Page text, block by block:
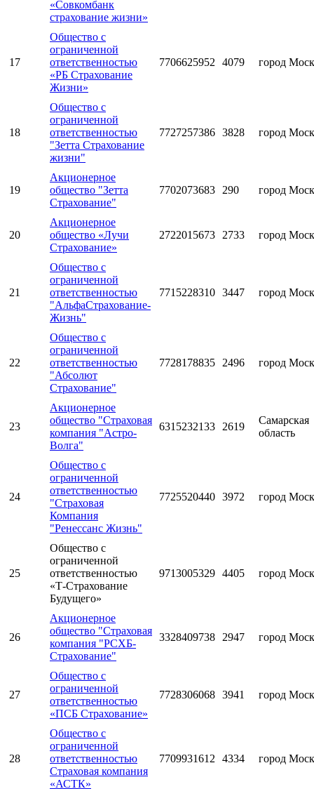
«Совкомбанк
страхование жизни»
17
Общество с
ограниченной
ответственностью
«РБ Страхование
Жизни»
7706625952 4079 город
18
Общество с
ограниченной
ответственностью
"Зетта Страхование
жизни"
7727257386 3828 город
19
Акционерное
общество "Зетта
Страхование"
7702073683 290 город
20
Акционерное
общество «Лучи
Страхование»
2722015673 2733 город
21
Общество с
ограниченной
ответственностью
"АльфаСтрахование-
Жизнь"
7715228310 3447 город
22
Общество с
ограниченной
ответственностью
"Абсолют
Страхование"
7728178835 2496 город
23
Акционерное
общество "Страховая
компания "Астро-
Волга"
6315232133 2619
Самарская
область
24
Общество с
ограниченной
ответственностью
"Страховая
Компания
"Ренессанс Жизнь"
7725520440 3972 город
25
Общество с
ограниченной
ответственностью
«Т-Страхование
Будущего»
9713005329 4405 город
26
Акционерное
общество "Страховая
компания "РСХБ-
Страхование"
3328409738 2947 город
27
Общество с
ограниченной
ответственностью
«ПСБ Страхование»
7728306068 3941 город
28
Общество с
ограниченной
ответственностью
Страховая компания
«АСТК»
7709931612 4334 город